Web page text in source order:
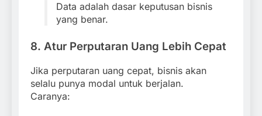
Data adalah dasar keputusan bisnis
yang benar.
8. Atur Perputaran Uang Lebih Cepat
Jika perputaran uang cepat, bisnis akan
selalu punya modal untuk berjalan.
Caranya: